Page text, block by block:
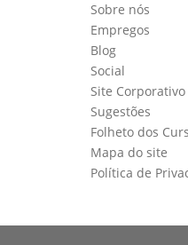
Sobre nós
Empregos
Blog
Social
Site Corporativo
Sugestões
Folheto dos
Mapa do site
Política de